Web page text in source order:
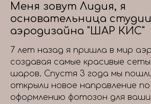
Меня зовут Лидия, я
основательница студии
аэродизайна "ШАР КИС"
7 лет назад я пришла в мир
создавая самые красивые
шаров. Спустя 3 года мы
открыли новое направление по
оформлению фотозон для